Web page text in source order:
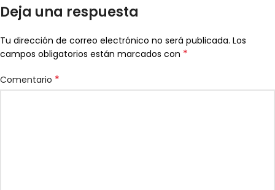
Deja una respuesta
Tu dirección de correo electrónico no será publicada. Los
campos obligatorios están marcados con *
Comentario *